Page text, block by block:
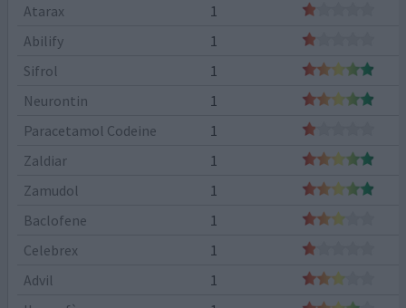
Atarax
1
Abilify
1
Sifrol
1
Neurontin
1
Paracetamol Codeine
1
Zaldiar
1
Zamudol
1
Baclofene
1
Celebrex
1
Advil
1